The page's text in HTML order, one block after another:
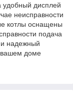
удобный дисплей
неисправности
котлы оснащены
подача
и надежный
вашем доме